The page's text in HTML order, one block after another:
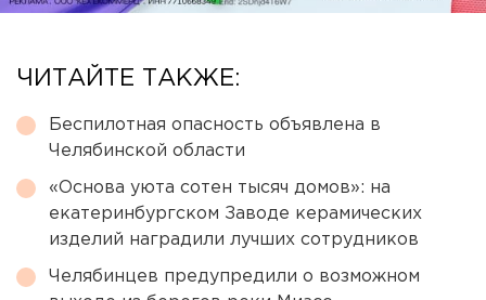
ЧИТАЙТЕ ТАКЖЕ:
Беспилотная опасность объявлена в
Челябинской области
«Основа уюта сотен тысяч домов»: на
екатеринбургском Заводе керамических
изделий наградили лучших сотрудников
Челябинцев предупредили о возможном